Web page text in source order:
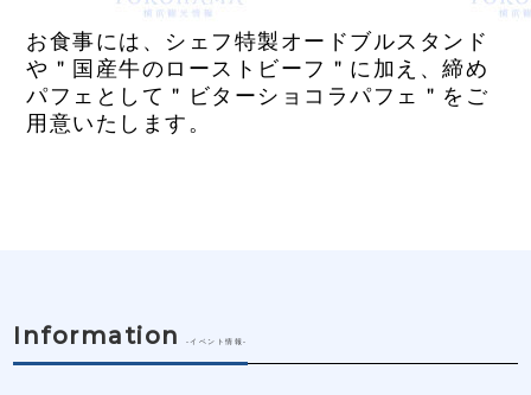
お食事には、シェフ特製オードブルスタンド
や＂国産牛のローストビーフ＂に加え、締め
パフェとして＂ビターショコラパフェ＂をご
用意いたします。
Information -イベント情報-